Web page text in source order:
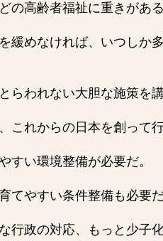
の高齢者福祉に重きがあ
緩めなければ、いつしか
らわれない大胆な施策を
これからの日本を創って
すい環境整備が必要だ。
てやすい条件整備も必要
行政の対応、もっと少子